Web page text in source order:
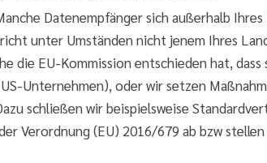
Datenempfänger sich außerhalb
unter Umständen nicht jenem Ihres
die EU-Kommission entschieden hat,
Unternehmen), oder wir setzen
schließen wir beispielsweise
Verordnung (EU) 2016/679 ab bzw